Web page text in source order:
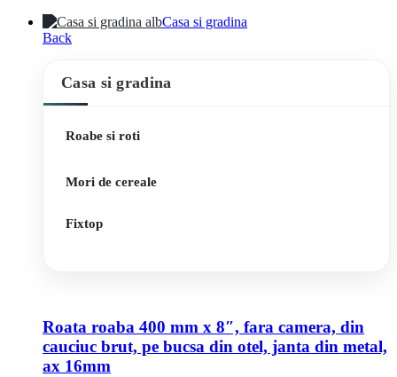
Casa si gradina
Back
Casa si gradina
Roabe si roti
Mori de cereale
Fixtop
Roata roaba 400 mm x 8″, fara camera, din
cauciuc brut, pe bucsa din otel, janta din metal,
ax 16mm